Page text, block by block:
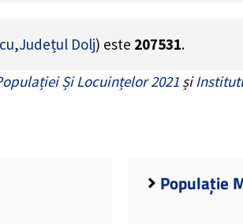
,Județul Dolj) este 207531.
Și Locuințelor 2021 și
Populație